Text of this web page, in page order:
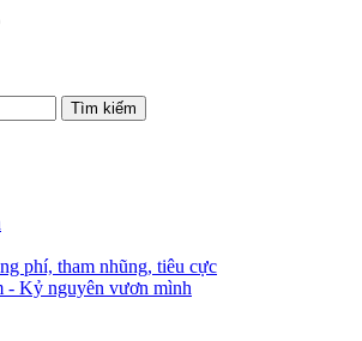
Tìm kiếm
phí, tham nhũng, tiêu cực
- Kỷ nguyên vươn mình